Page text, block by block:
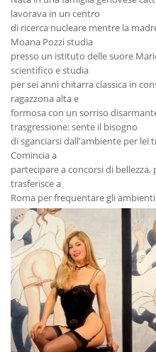
lavorava in un centro
di ricerca nucleare mentre la
Moana Pozzi studia
presso un istituto delle suore
scientifico e studia
per sei anni chitarra classica in
ragazzona alta e
formosa con un sorriso
trasgressione: sente il bisogno
di sganciarsi dall'ambiente per lei
Comincia a
partecipare a concorsi di
trasferisce a
Roma per frequentare gli